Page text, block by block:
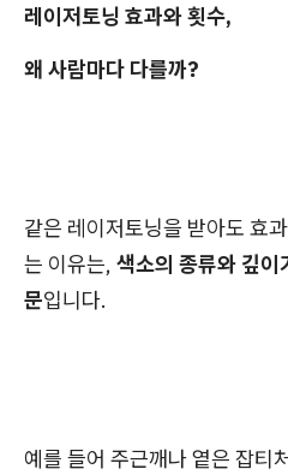
레이저토닝 효과와 횟수,
왜 사람마다 다를까?
같은 레이저토닝을 받아도 효
는 이유는, 색소의 종류와 깊이
문입니다.
예를 들어 주근깨나 옅은 잡티